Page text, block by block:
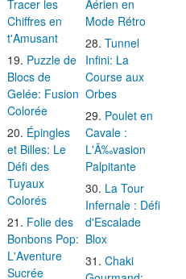
Tracer les
Chiffres en
t'Amusant
Puzzle de
Blocs de
Gelée: Fusion
Colorée
Épingles
et Billes: Le
Défi des
Tuyaux
Colorés
Folie des
Bonbons Pop:
L'Aventure
Sucrée
Aérien en
Mode Rétro
Tunnel
Infini: La
Course aux
Orbes
Poulet en
Cavale :
L'Ã‰vasion
Palpitante
La Tour
Infernale : Défi
d'Escalade
Blox
Chaki